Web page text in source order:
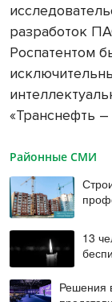
разработок
Роспатентом
«Транснефть
Районные СМИ
13
Решения